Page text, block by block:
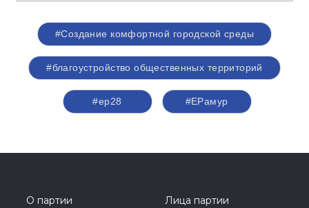
#Создание комфортной городской среды
#благоустройство общественных территорий
#ер28 #ЕРамур
О партии
Лица партии